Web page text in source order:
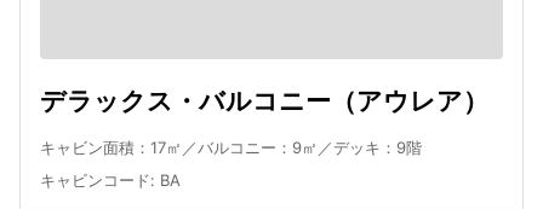
デラックス・バルコニー（アウレア）
キャビン面積：17㎡／バルコニー：9㎡／デッキ：9階
キャビンコード: BA